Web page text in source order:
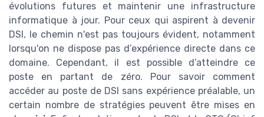
évolutions futures et maintenir une infrastructure
informatique à jour. Pour ceux qui aspirent à devenir
DSI, le chemin n'est pas toujours évident, notamment
lorsqu'on ne dispose pas d’expérience directe dans ce
domaine. Cependant, il est possible d’atteindre ce
poste en partant de zéro. Pour savoir comment
accéder au poste de DSI sans expérience préalable, un
certain nombre de stratégies peuvent être mises en